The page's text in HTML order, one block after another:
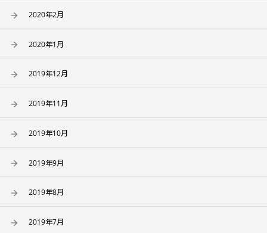
2020年2月
2020年1月
2019年12月
2019年11月
2019年10月
2019年9月
2019年8月
2019年7月